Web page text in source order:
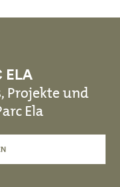
ELA
Projekte und
Ela